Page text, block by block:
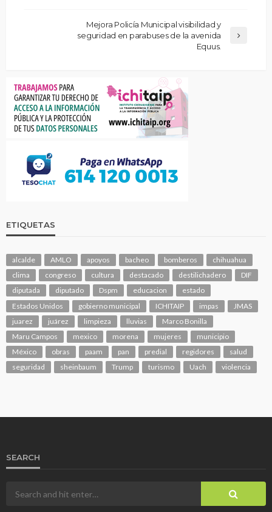
Mejora Policía Municipal visibilidad y
seguridad en parabuses de la avenida
Equus.
ETIQUETAS
alcalde AMLO apoyos bacheo bomberos
chihuahua
clima
congreso cultura destacado destilichadero
DIF
diputada
diputado Dspm educacion
estado
Estados Unidos
gobierno municipal ICHITAIP impas
JMAS
juarez
juárez limpieza lluvias
Marco Bonilla
Maru Campos
mexico morena mujeres
municipio
México
obras paam pan predial regidores
salud
seguridad
sheinbaum Trump turismo Uach violencia
SEARCH